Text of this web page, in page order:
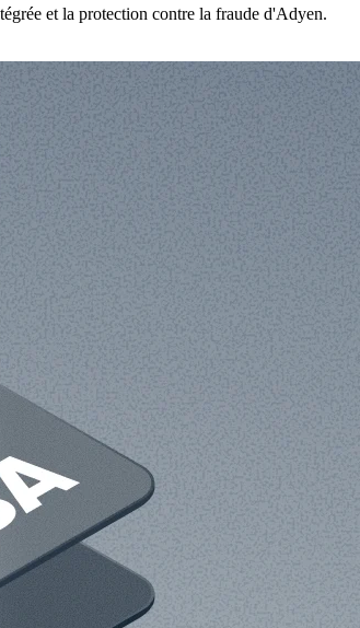
et la protection contre la fraude d'Adyen.